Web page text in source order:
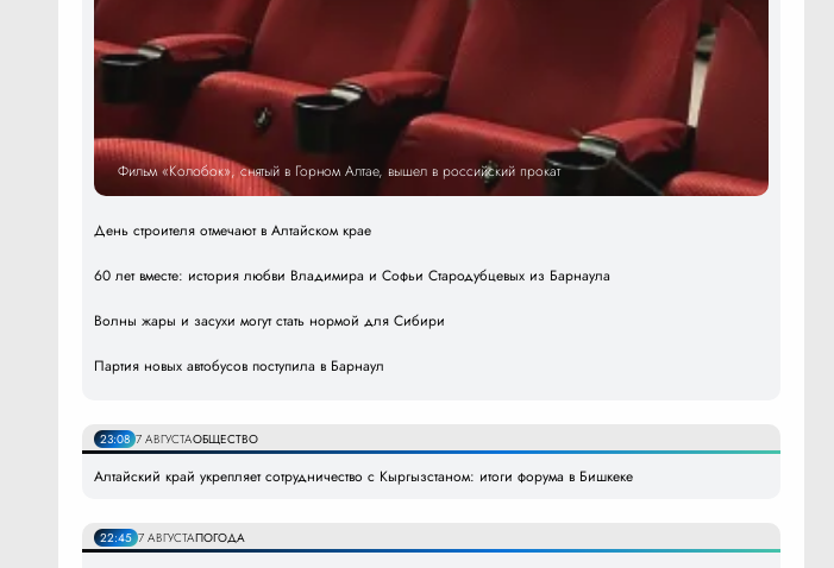
Фильм «Колобок», снятый в Горном Алтае, вышел в российский прокат
День строителя отмечают в Алтайском крае
60 лет вместе: история любви Владимира и Софьи Стародубцевых из Барнаула
Волны жары и засухи могут стать нормой для Сибири
Партия новых автобусов поступила в Барнаул
23:08 7 АВГУСТАОБЩЕСТВО
Алтайский край укрепляет сотрудничество с Кыргызстаном: итоги форума в Бишкеке
22:45 7 АВГУСТАПОГОДА